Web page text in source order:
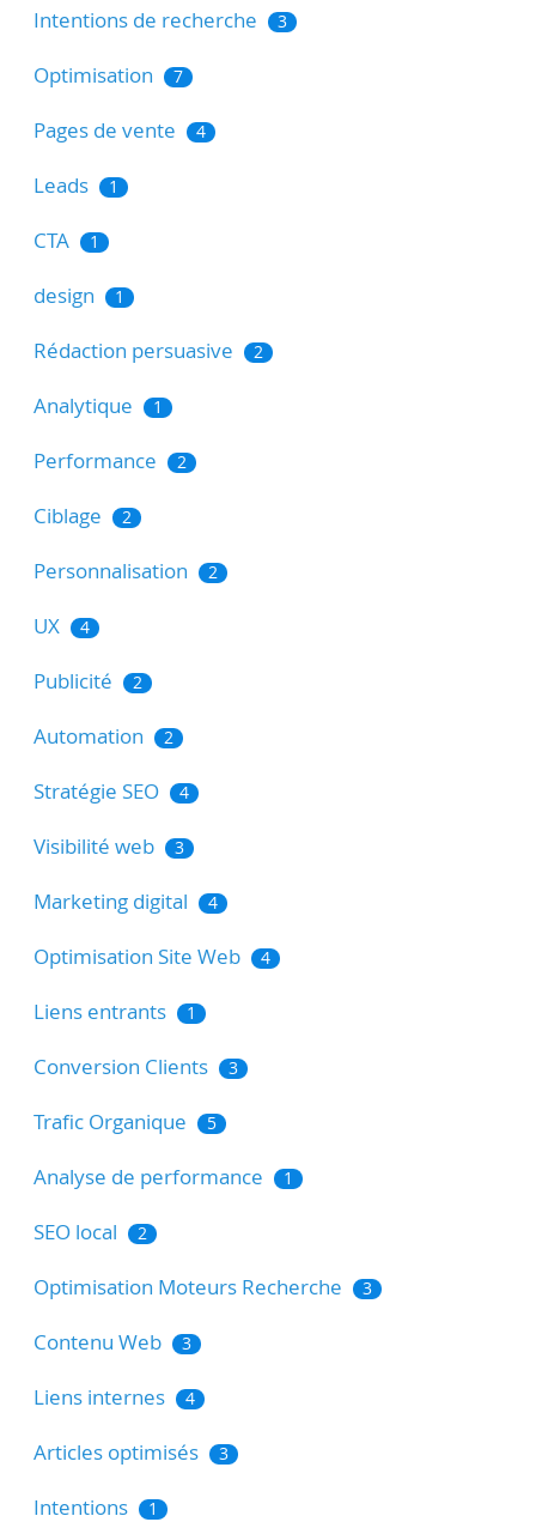
Intentions de recherche 3
Optimisation 7
Pages de vente 4
Leads 1
CTA 1
design 1
Rédaction persuasive 2
Analytique 1
Performance 2
Ciblage 2
Personnalisation 2
UX 4
Publicité 2
Automation 2
Stratégie SEO 4
Visibilité web 3
Marketing digital 4
Optimisation Site Web 4
Liens entrants 1
Conversion Clients 3
Trafic Organique 5
Analyse de performance 1
SEO local 2
Optimisation Moteurs Recherche 3
Contenu Web 3
Liens internes 4
Articles optimisés 3
Intentions 1